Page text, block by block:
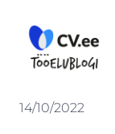
content
14/10/2022